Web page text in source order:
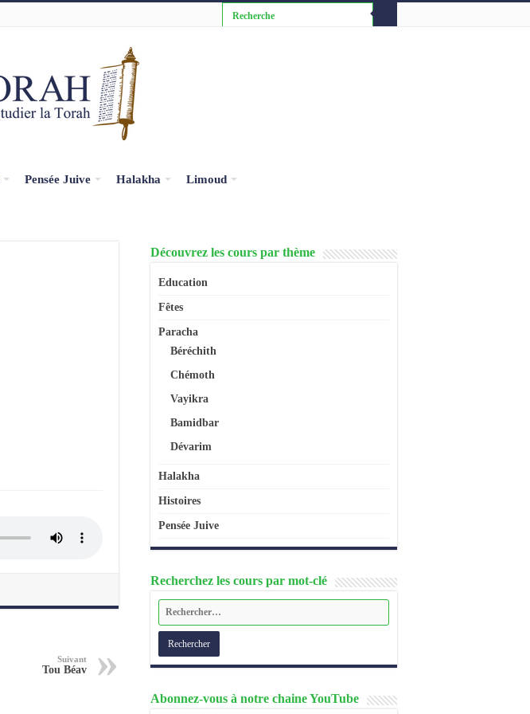
Pensée Juive Halakha Limoud
Suivant
Tou Béav
Découvrez les cours par thème
Education
Fêtes
Paracha
Béréchith
Chémoth
Vayikra
Bamidbar
Dévarim
Halakha
Histoires
Pensée Juive
Recherchez les cours par mot-clé
Abonnez-vous à notre chaine YouTube